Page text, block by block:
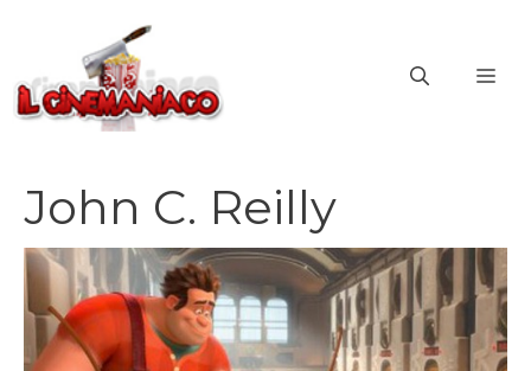
contenuto
John C. Reilly